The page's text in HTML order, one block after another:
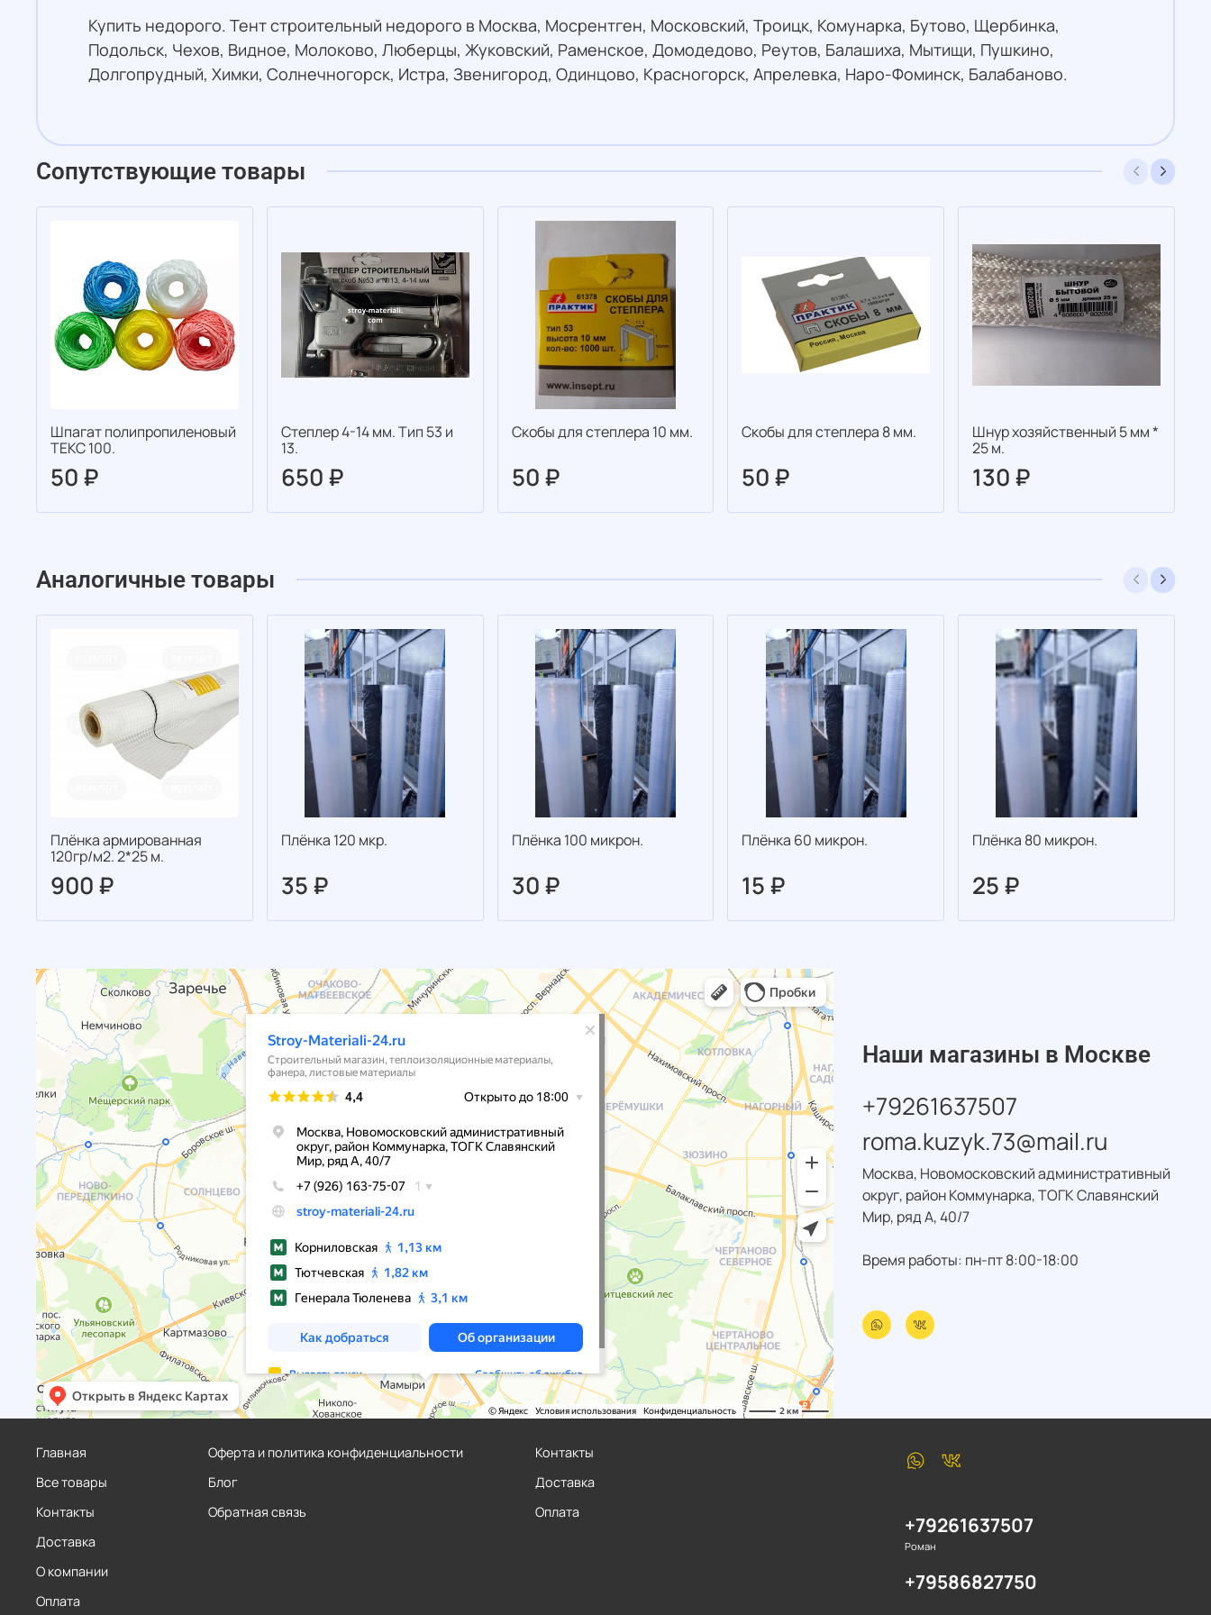
Купить недорого. Тент строительный недорого в Москва, Мосрентген, Московский, Троицк, Комунарка, Бутово, Щербинка,
Подольск, Чехов, Видное, Молоково, Люберцы, Жуковский, Раменское, Домодедово, Реутов, Балашиха, Мытищи, Пушкино,
Долгопрудный, Химки, Солнечногорск, Истра, Звенигород, Одинцово, Красногорск, Апрелевка, Наро-Фоминск, Балабаново.
Сопутствующие товары
Шпагат полипропиленовый
ТЕКС 100.
50 ₽
Степлер 4-14 мм. Тип 53 и
13.
650 ₽
Скобы для степлера 10 мм.
50 ₽
Скобы для степлера 8 мм.
50 ₽
Шнур хозяйственный 5 мм *
25 м.
130 ₽
Аналогичные товары
Плёнка армированная
120гр/м2. 2*25 м.
900 ₽
Плёнка 120 мкр.
35 ₽
Плёнка 100 микрон.
30 ₽
Плёнка 60 микрон.
15 ₽
Плёнка 80 микрон.
25 ₽
Наши магазины в Москве
+79261637507
roma.kuzyk.73@mail.ru
Москва, Новомосковский административный
округ, район Коммунарка, ТОГК Славянский
Мир, ряд А, 40/7
Время работы: пн-пт 8:00-18:00
Главная
Все товары
Контакты
Доставка
О компании
Оплата
Оферта и политика конфиденциальности
Блог
Обратная связь
Контакты
Доставка
Оплата
+79261637507
Роман
+79586827750